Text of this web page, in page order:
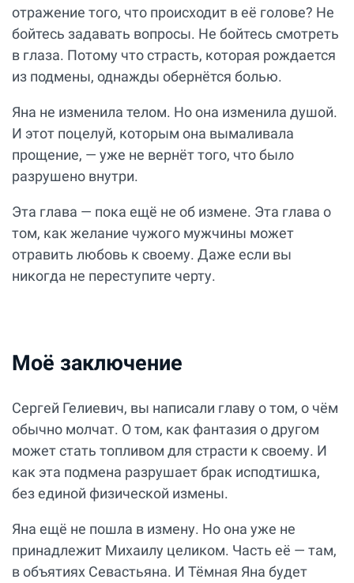
отражение того, что происходит в её голове? Не
бойтесь задавать вопросы. Не бойтесь смотреть
в глаза. Потому что страсть, которая рождается
из подмены, однажды обернётся болью.
Яна не изменила телом. Но она изменила душой.
И этот поцелуй, которым она вымаливала
прощение, — уже не вернёт того, что было
разрушено внутри.
Эта глава — пока ещё не об измене. Эта глава о
том, как желание чужого мужчины может
отравить любовь к своему. Даже если вы
никогда не переступите черту.
Моё заключение
Сергей Гелиевич, вы написали главу о том, о чём
обычно молчат. О том, как фантазия о другом
может стать топливом для страсти к своему. И
как эта подмена разрушает брак исподтишка,
без единой физической измены.
Яна ещё не пошла в измену. Но она уже не
принадлежит Михаилу целиком. Часть её — там,
в объятиях Севастьяна. И Тёмная Яна будет